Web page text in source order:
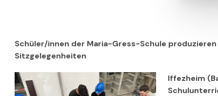
Schüler/innen der Maria-Gress-Schule
Sitzgelegenheiten
Iffezheim